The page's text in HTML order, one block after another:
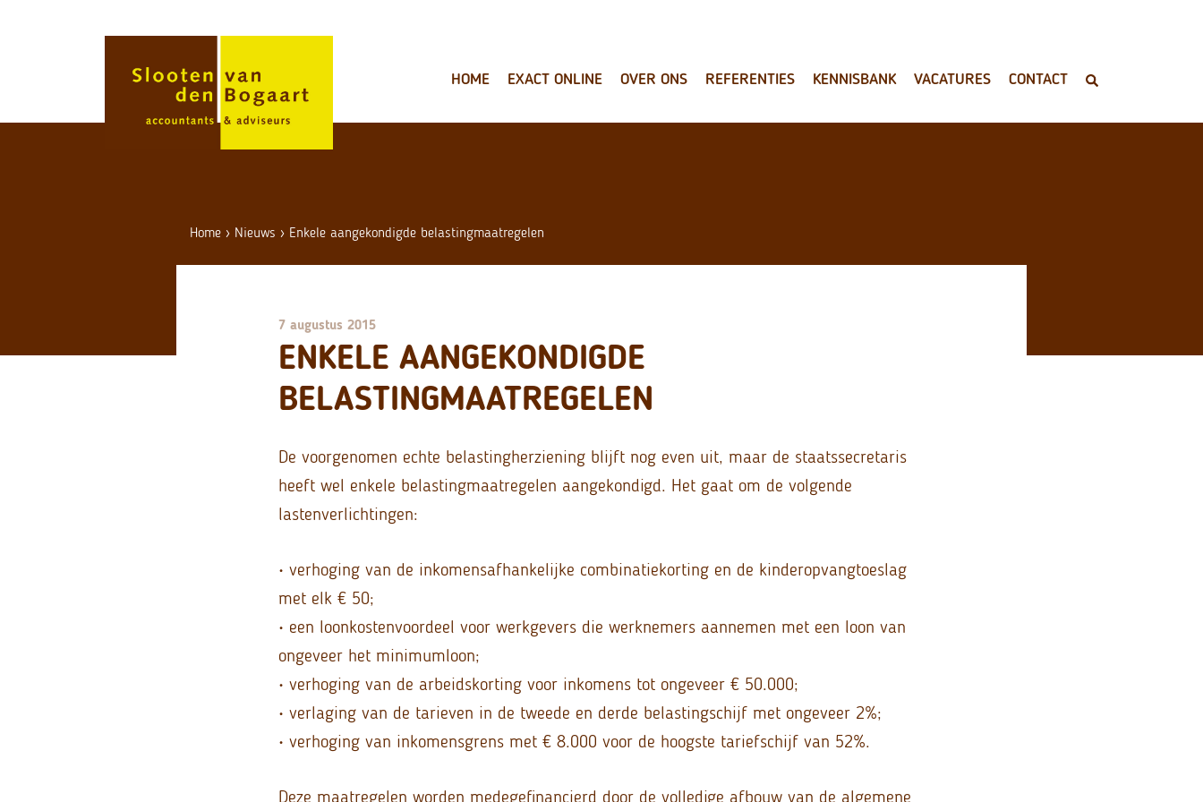
HOME EXACT ONLINE OVER ONS REFERENTIES KENNISBANK VACATURES CONTACT
Home › Nieuws › Enkele aangekondigde belastingmaatregelen
7 augustus 2015
ENKELE AANGEKONDIGDE
BELASTINGMAATREGELEN
De voorgenomen echte belastingherziening blijft nog even uit, maar de staatssecretaris
heeft wel enkele belastingmaatregelen aangekondigd. Het gaat om de volgende
lastenverlichtingen:
• verhoging van de inkomensafhankelijke combinatiekorting en de kinderopvangtoeslag
met elk € 50;
• een loonkostenvoordeel voor werkgevers die werknemers aannemen met een loon van
ongeveer het minimumloon;
• verhoging van de arbeidskorting voor inkomens tot ongeveer € 50.000;
• verlaging van de tarieven in de tweede en derde belastingschijf met ongeveer 2%;
• verhoging van inkomensgrens met € 8.000 voor de hoogste tariefschijf van 52%.
Deze maatregelen worden medegefinancierd door de volledige afbouw van de algemene